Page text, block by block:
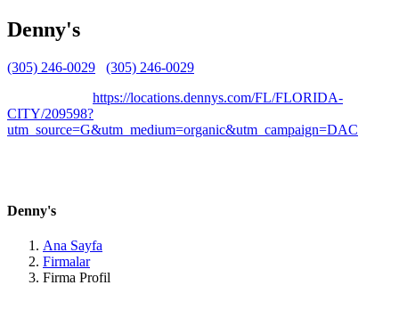
Denny's
(305) 246-0029 (305) 246-0029
https://locations.dennys.com/FL/FLORIDA-
CITY/209598?
utm_source=G&utm_medium=organic&utm_campaign=DAC
Denny's
Ana Sayfa
Firmalar
Firma Profil